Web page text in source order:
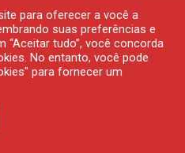
(126)
para oferecer a você a
suas preferências e
“Aceitar tudo”, você concorda
No entanto, você pode
para fornecer um